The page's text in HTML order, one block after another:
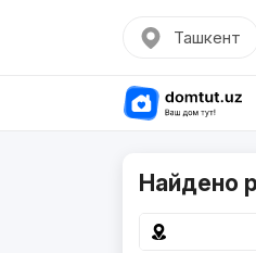
Ташкент
Найдено